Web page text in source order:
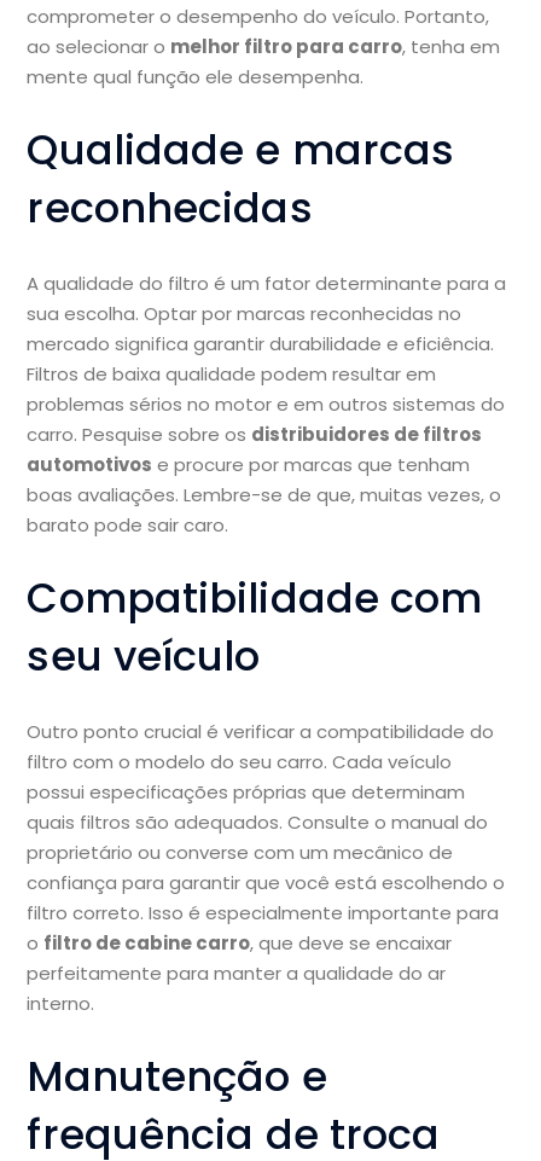
comprometer o desempenho do veículo. Portanto,
ao selecionar o melhor filtro para carro, tenha em
mente qual função ele desempenha.
Qualidade e marcas
reconhecidas
A qualidade do filtro é um fator determinante para a
sua escolha. Optar por marcas reconhecidas no
mercado significa garantir durabilidade e eficiência.
Filtros de baixa qualidade podem resultar em
problemas sérios no motor e em outros sistemas do
carro. Pesquise sobre os distribuidores de filtros
automotivos e procure por marcas que tenham
boas avaliações. Lembre-se de que, muitas vezes, o
barato pode sair caro.
Compatibilidade com
seu veículo
Outro ponto crucial é verificar a compatibilidade do
filtro com o modelo do seu carro. Cada veículo
possui especificações próprias que determinam
quais filtros são adequados. Consulte o manual do
proprietário ou converse com um mecânico de
confiança para garantir que você está escolhendo o
filtro correto. Isso é especialmente importante para
o filtro de cabine carro, que deve se encaixar
perfeitamente para manter a qualidade do ar
interno.
Manutenção e
frequência de troca